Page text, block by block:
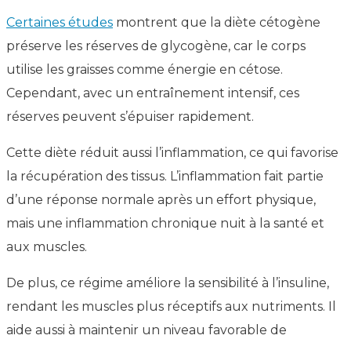
Certaines études montrent que la diète cétogène
préserve les réserves de glycogène, car le corps
utilise les graisses comme énergie en cétose.
Cependant, avec un entraînement intensif, ces
réserves peuvent s’épuiser rapidement.
Cette diète réduit aussi l’inflammation, ce qui favorise
la récupération des tissus. L’inflammation fait partie
d’une réponse normale après un effort physique,
mais une inflammation chronique nuit à la santé et
aux muscles.
De plus, ce régime améliore la sensibilité à l’insuline,
rendant les muscles plus réceptifs aux nutriments. Il
aide aussi à maintenir un niveau favorable de